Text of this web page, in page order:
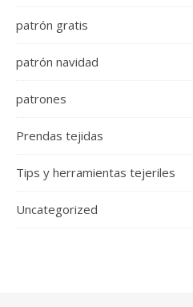
patrón gratis
patrón navidad
patrones
Prendas tejidas
Tips y herramientas tejeriles
Uncategorized